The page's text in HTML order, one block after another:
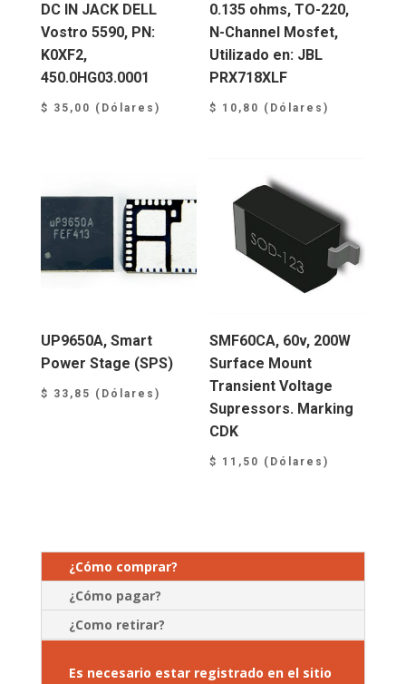
DC IN JACK DELL
Vostro 5590, PN:
K0XF2,
450.0HG03.0001
$ 35,00 (Dólares)
0.135 ohms, TO-220,
N-Channel Mosfet,
Utilizado en: JBL
PRX718XLF
$ 10,80 (Dólares)
UP9650A, Smart
Power Stage (SPS)
$ 33,85 (Dólares)
SMF60CA, 60v, 200W
Surface Mount
Transient Voltage
Supressors. Marking
CDK
$ 11,50 (Dólares)
¿Cómo comprar?
¿Cómo pagar?
¿Como retirar?
Es necesario estar registrado en el sitio